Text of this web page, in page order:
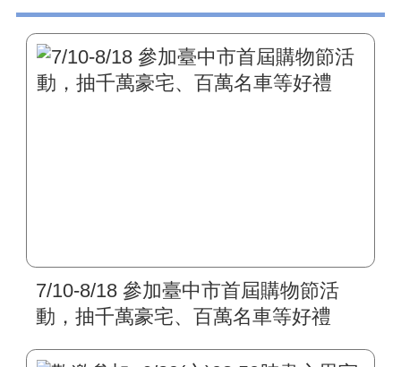
7/10-8/18 參加臺中市首屆購物節活
動，抽千萬豪宅、百萬名車等好禮